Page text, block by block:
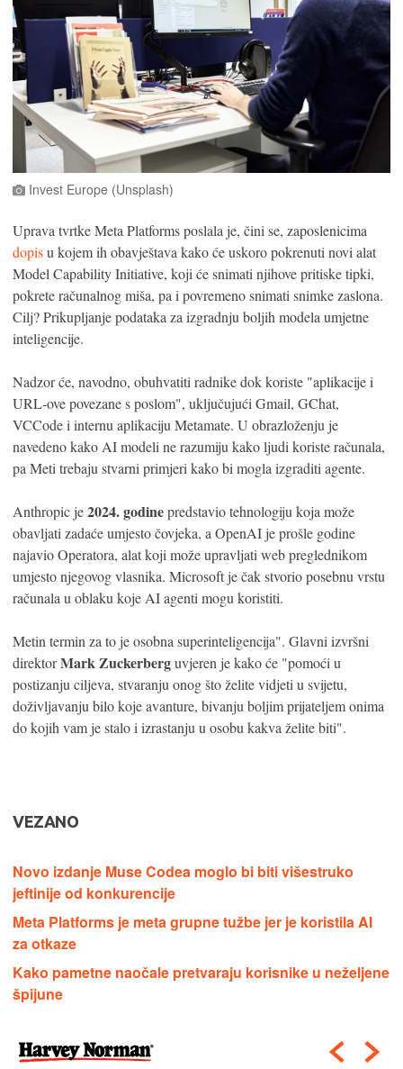
Invest Europe (Unsplash)
Uprava tvrtke Meta Platforms poslala je, čini se, zaposlenicima
dopisu kojem ih obavještava kako će uskoro pokrenuti novi alat
Model Capability Initiative, koji će snimati njihove pritiske tipki,
pokrete računalnog miša, pa i povremeno snimati snimke zaslona.
Cilj? Prikupljanje podataka za izgradnju boljih modela umjetne
inteligencije.
Nadzor će, navodno, obuhvatiti radnike dok koriste "aplikacije i
URL-ove povezane s poslom", uključujući Gmail, GChat,
VCCode i internu aplikaciju Metamate. U obrazloženju je
navedeno kako AI modeli ne razumiju kako ljudi koriste računala,
pa Meti trebaju stvarni primjeri kako bi mogla izgraditi agente.
Anthropic je2024. godinepredstavio tehnologiju koja može
obavljati zadaće umjesto čovjeka, a OpenAI je prošle godine
najavio Operatora, alat koji može upravljati web preglednikom
umjesto njegovog vlasnika. Microsoft je čak stvorio posebnu vrstu
računala u oblaku koje AI agenti mogu koristiti.
Metin termin za to je osobna superinteligencija". Glavni izvršni
direktorMark Zuckerberguvjeren je kako će "pomoći u
postizanju ciljeva, stvaranju onog što želite vidjeti u svijetu,
doživljavanju bilo koje avanture, bivanju boljim prijateljem onima
do kojih vam je stalo i izrastanju u osobu kakva želite biti".
VEZANO
Novo izdanje Muse Codea moglo bi biti višestruko
jeftinije od konkurencije
Meta Platforms je meta grupne tužbe jer je koristila AI
za otkaze
Kako pametne naočale pretvaraju korisnike u neželjene
špijune